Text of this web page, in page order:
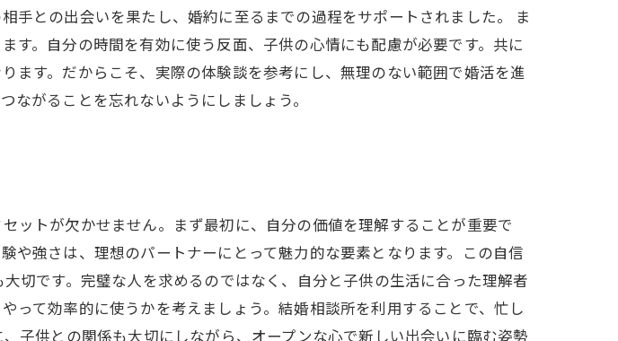
手との出会いを果たし、婚約に至るまでの過程をサポートされました。 ま
。自分の時間を有効に使う反面、子供の心情にも配慮が必要です。共に
ます。だからこそ、実際の体験談を参考にし、無理のない範囲で婚活を進
がることを忘れないようにしましょう。
ットが欠かせません。まず最初に、自分の価値を理解することが重要で
や強さは、理想のパートナーにとって魅力的な要素となります。この自信
切です。完璧な人を求めるのではなく、自分と子供の生活に合った理解者
って効率的に使うかを考えましょう。結婚相談所を利用することで、忙し
子供との関係も大切にしながら、オープンな心で新しい出会いに臨む姿勢